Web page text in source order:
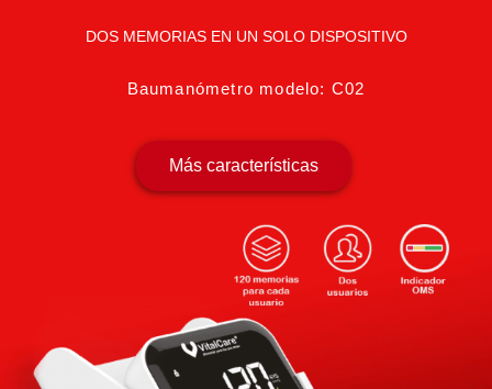
DOS MEMORIAS EN UN SOLO DISPOSITIVO
Baumanómetro modelo: C02
Más características